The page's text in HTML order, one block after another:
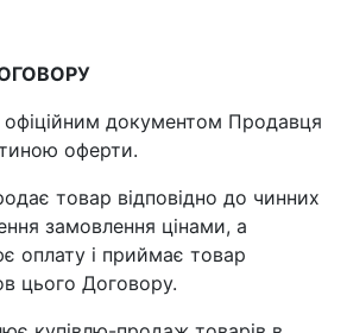
офіційним документом Продавця
оферти.
товар відповідно до чинних
замовлення цінами, а
оплату і приймає товар
цього Договору.